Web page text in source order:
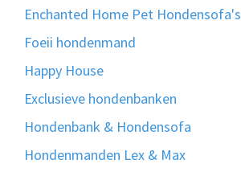
Enchanted Home Pet Hondensofa's
Foeii hondenmand
Happy House
Exclusieve hondenbanken
Hondenbank & Hondensofa
Hondenmanden Lex & Max